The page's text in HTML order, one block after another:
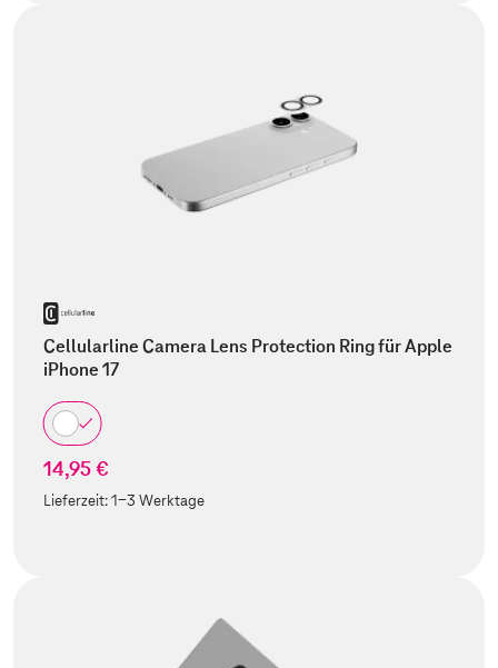
Cellularline Camera Lens Protection Ring für Apple
iPhone 17
14,95 €
Lieferzeit:1-3 Werktage